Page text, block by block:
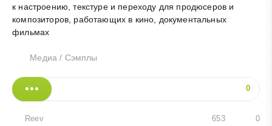
к настроению, текстуре и переходу для продюсеров и
композиторов, работающих в кино, документальных
фильмах
Медиа / Сэмплы
0
Reev 0
653